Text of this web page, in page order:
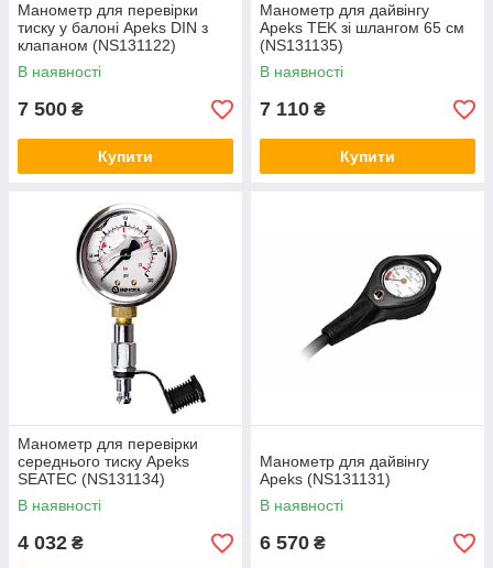
Манометр для перевірки
тиску у балоні Apeks DIN з
клапаном (NS131122)
В наявності
7 500 ₴
Купити
Манометр для дайвінгу
Apeks TEK зі шлангом 65 см
(NS131135)
В наявності
7 110 ₴
Купити
Манометр для перевірки
середнього тиску Apeks
SEATEC (NS131134)
В наявності
4 032 ₴
Манометр для дайвінгу
Apeks (NS131131)
В наявності
6 570 ₴